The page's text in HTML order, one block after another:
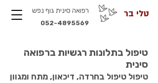
טלי בר רפואה סינית גוף נפש
052-4895569
טיפול בתלונות רגשיות ברפואה
סינית
טיפול טיפול בחרדה, דיכאון, מתח ומגוון